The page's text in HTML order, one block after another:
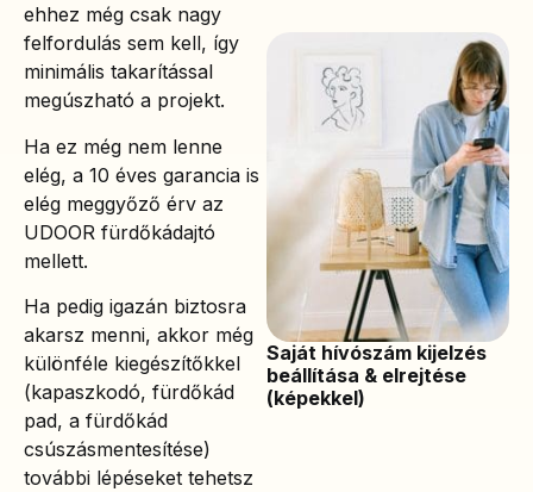
ehhez még csak nagy
felfordulás sem kell, így
minimális takarítással
megúszható a projekt.
Ha ez még nem lenne
elég, a 10 éves garancia is
elég meggyőző érv az
UDOOR fürdőkádajtó
mellett.
Ha pedig igazán biztosra
akarsz menni, akkor még
különféle kiegészítőkkel
(kapaszkodó, fürdőkád
pad, a fürdőkád
csúszásmentesítése)
további lépéseket tehetsz
Saját hívószám kijelzés
beállítása & elrejtése
(képekkel)